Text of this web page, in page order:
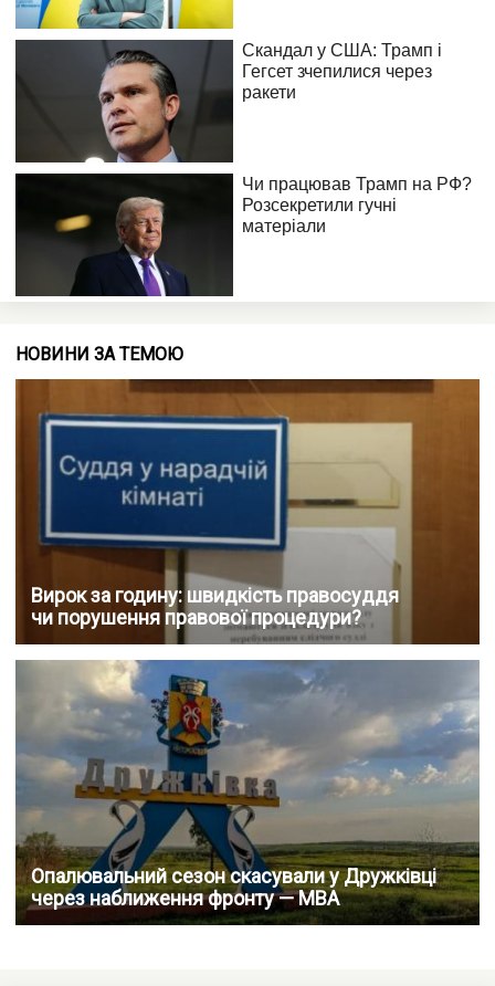
НОВИНИ ЗА ТЕМОЮ
Вирок за годину: швидкість правосуддя
чи порушення правової процедури?
Опалювальний сезон скасували у Дружківці
через наближення фронту — МВА